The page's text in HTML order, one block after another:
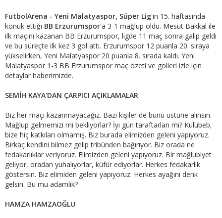
FutbolArena - Yeni Malatyaspor, Süper Lig'in 15. haftasında
konuk ettiği BB Erzurumspor'a 3-1 mağlup oldu. Mesut Bakkal ile
ilk maçını kazanan BB Erzurumspor, ligde 11 maç sonra galip geldi
ve bu süreçte ilk kez 3 gol attı. Erzurumspor 12 puanla 20. sıraya
yükselirken, Yeni Malatyaspor 20 puanla 8. sırada kaldı. Yeni
Malatyaspor 1-3 BB Erzurumspor maç özeti ve golleri izle için
detaylar haberimizde.
SEMİH KAYA'DAN ÇARPICI AÇIKLAMALAR
Biz her maçı kazanmayacağız. Bazı kişiler de bunu üstüne alınsın.
Mağlup gelmemizi mi bekliyorlar? İyi gün taraftarları mı? Kulübeb,
bize hiç katkıları olmamış. Biz burada elimizden geleni yapıyoruz.
Birkaç kendini bilmez gelip tribünden bağırıyor. Biz orada ne
fedakarlıklar veriyoruz. Elimizden geleni yapıyoruz. Bir mağlubiyet
geliyor, oradan yuhalıyorlar, küfür ediyorlar. Herkes fedakarlık
göstersin. Biz elimiden geleni yapıyoruz. Herkes ayağını denk
gelsin. Bu mu adamlık?
HAMZA HAMZAOĞLU